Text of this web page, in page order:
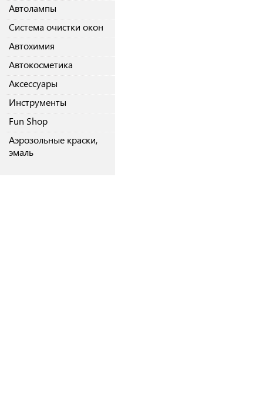
Автолампы
Система очистки окон
Автохимия
Автокосметика
Аксессуары
Инструменты
Fun Shop
Аэрозольные краски,
эмаль